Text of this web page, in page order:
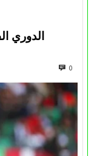
الدوري
0